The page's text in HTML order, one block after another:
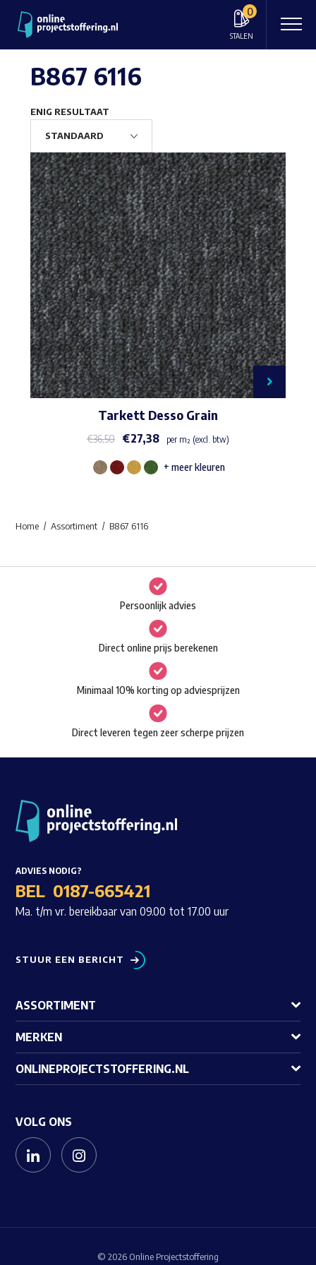
0
STALEN
Waar ben je naar op zoek?
B867 6116
ENIG RESULTAAT
Tarkett Desso Grain
€36,50 €27,38 per m² (excl. btw)
Dit
Deze
optie
kan
gekozen
worden
op
de
productpagina
+ meer kleuren
Home Assortiment B867 6116
Persoonlijk advies
Direct online prijs berekenen
Minimaal 10% korting op adviesprijzen
Direct leveren tegen zeer scherpe prijzen
ADVIES NODIG?
BEL 0187-665421
Ma. t/m vr. bereikbaar van 09.00 tot 17.00 uur
STUUR EEN BERICHT
ASSORTIMENT
MERKEN
ONLINEPROJECTSTOFFERING.NL
VOLG ONS
© 2026 Online Projectstoffering